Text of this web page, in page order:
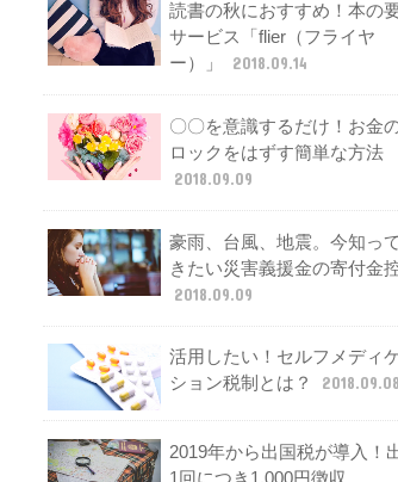
読書の秋におすすめ！本の
サービス「flier（フライヤ
ー）」
2018.09.14
〇〇を意識するだけ！お金
ロックをはずす簡単な方法
2018.09.09
豪雨、台風、地震。今知っ
きたい災害義援金の寄付金
2018.09.09
活用したい！セルフメディ
ション税制とは？
2018.09.08
2019年から出国税が導入！
1回につき1,000円徴収